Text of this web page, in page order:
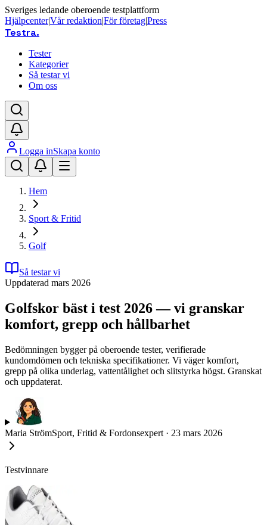
Sveriges ledande oberoende testplattform
Hjälpcenter|Vår redaktion|För företag|Press
Testra.
Tester
Kategorier
Så testar vi
Om oss
Logga inSkapa konto
Hem
Sport & Fritid
Golf
Så testar vi
Uppdaterad mars 2026
Golfskor bäst i test 2026 — vi granskar
komfort, grepp och hållbarhet
Bedömningen bygger på oberoende tester, verifierade
kundomdömen och tekniska specifikationer. Vi väger komfort,
grepp på olika underlag, vattentålighet och slitstyrka högst. Granskat
och uppdaterat.
Maria StrömSport, Fritid & Fordonsexpert · 23 mars 2026
Testvinnare